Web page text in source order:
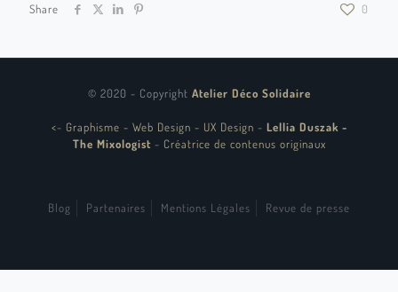
Share 0
© 2020 - Copyright Atelier Déco Solidaire
<- Graphisme - Web Design - UX Design - Lellia Duszak -
The Mixologist - Créatrice de contenus originaux
Blog Partenaires Mentions Légales Revue de presse